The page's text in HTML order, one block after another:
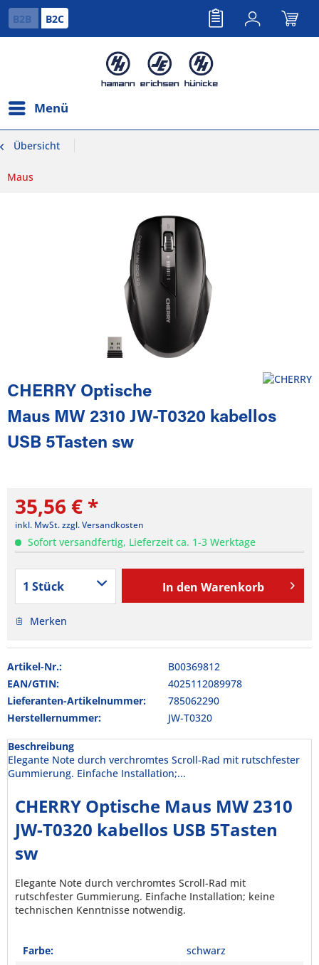
B2B B2C
Menü
Übersicht
Maus
CHERRY Optische
Maus MW 2310 JW-T0320 kabellos
USB 5Tasten sw
35,56 € *
inkl. MwSt.zzgl. Versandkosten
Sofort versandfertig, Lieferzeit ca. 1-3 Werktage
In den Warenkorb
Merken
Artikel-Nr.:
B00369812
EAN/GTIN:
4025112089978
Lieferanten-Artikelnummer:
785062290
Herstellernummer:
JW-T0320
Beschreibung
Elegante Note durch verchromtes Scroll-Rad mit rutschfester
Gummierung. Einfache Installation;...
CHERRY Optische Maus MW 2310
JW-T0320 kabellos USB 5Tasten
sw
Elegante Note durch verchromtes Scroll-Rad mit
rutschfester Gummierung. Einfache Installation; keine
technischen Kenntnisse notwendig.
Farbe:
schwarz